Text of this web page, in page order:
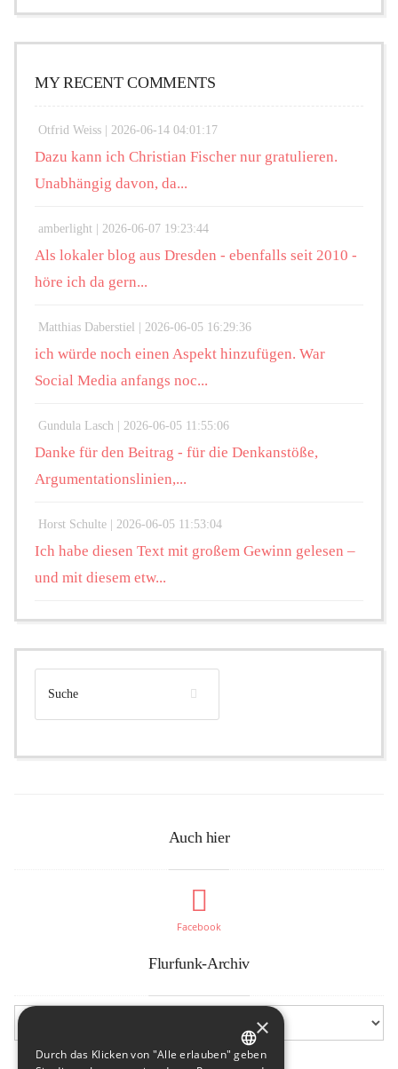
MY RECENT COMMENTS
Otfrid Weiss | 2026-06-14 04:01:17
Dazu kann ich Christian Fischer nur gratulieren.
Unabhängig davon, da...
amberlight | 2026-06-07 19:23:44
Als lokaler blog aus Dresden - ebenfalls seit 2010 -
höre ich da gern...
Matthias Daberstiel | 2026-06-05 16:29:36
ich würde noch einen Aspekt hinzufügen. War
Social Media anfangs noc...
Gundula Lasch | 2026-06-05 11:55:06
Danke für den Beitrag - für die Denkanstöße,
Argumentationslinien,...
Horst Schulte | 2026-06-05 11:53:04
Ich habe diesen Text mit großem Gewinn gelesen –
und mit diesem etw...
Auch hier
Facebook
Flurfunk-Archiv
×
Durch das Klicken von "Alle erlauben" geben